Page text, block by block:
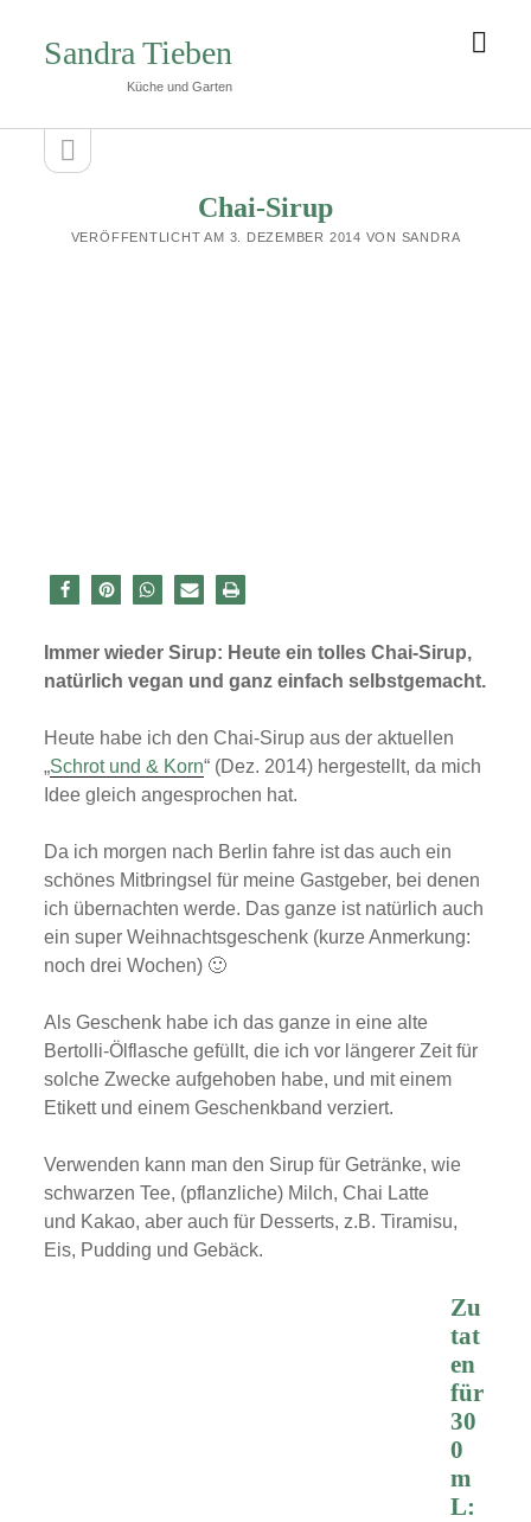
Sandra Tieben
Küche und Garten
Seitenleiste
Seitenleiste
öffnen
Chai-Sirup
VERÖFFENTLICHT AM 3. DEZEMBER 2014 VON SANDRA
Immer wieder Sirup: Heute ein tolles Chai-Sirup,
natürlich vegan und ganz einfach selbstgemacht.
Heute habe ich den Chai-Sirup aus der aktuellen
„Schrot und & Korn“ (Dez. 2014) hergestellt, da mich
Idee gleich angesprochen hat.
Da ich morgen nach Berlin fahre ist das auch ein
schönes Mitbringsel für meine Gastgeber, bei denen
ich übernachten werde. Das ganze ist natürlich auch
ein super Weihnachtsgeschenk (kurze Anmerkung:
noch drei Wochen) 🙂
Als Geschenk habe ich das ganze in eine alte
Bertolli-Ölflasche gefüllt, die ich vor längerer Zeit für
solche Zwecke aufgehoben habe, und mit einem
Etikett und einem Geschenkband verziert.
Verwenden kann man den Sirup für Getränke, wie
schwarzen Tee, (pflanzliche) Milch, Chai Latte
und Kakao, aber auch für Desserts, z.B. Tiramisu,
Eis, Pudding und Gebäck.
Zu
tat
en
für
30
0
m
L: